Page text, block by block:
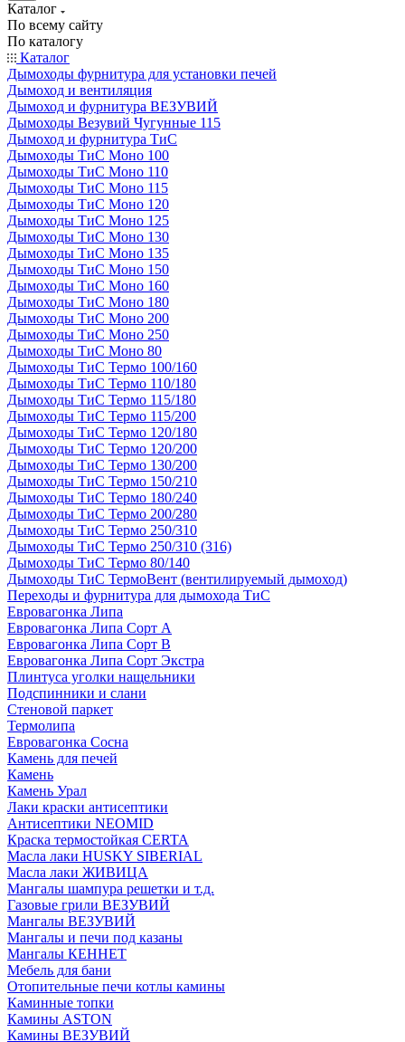
Каталог
По всему сайту
По каталогу
Каталог
Дымоходы фурнитура для установки печей
Дымоход и вентиляция
Дымоход и фурнитура ВЕЗУВИЙ
Дымоходы Везувий Чугунные 115
Дымоход и фурнитура ТиС
Дымоходы ТиС Моно 100
Дымоходы ТиС Моно 110
Дымоходы ТиС Моно 115
Дымоходы ТиС Моно 120
Дымоходы ТиС Моно 125
Дымоходы ТиС Моно 130
Дымоходы ТиС Моно 135
Дымоходы ТиС Моно 150
Дымоходы ТиС Моно 160
Дымоходы ТиС Моно 180
Дымоходы ТиС Моно 200
Дымоходы ТиС Моно 250
Дымоходы ТиС Моно 80
Дымоходы ТиС Термо 100/160
Дымоходы ТиС Термо 110/180
Дымоходы ТиС Термо 115/180
Дымоходы ТиС Термо 115/200
Дымоходы ТиС Термо 120/180
Дымоходы ТиС Термо 120/200
Дымоходы ТиС Термо 130/200
Дымоходы ТиС Термо 150/210
Дымоходы ТиС Термо 180/240
Дымоходы ТиС Термо 200/280
Дымоходы ТиС Термо 250/310
Дымоходы ТиС Термо 250/310 (316)
Дымоходы ТиС Термо 80/140
Дымоходы ТиС ТермоВент (вентилируемый дымоход)
Переходы и фурнитура для дымохода ТиС
Евровагонка Липа
Евровагонка Липа Сорт А
Евровагонка Липа Сорт В
Евровагонка Липа Сорт Экстра
Плинтуса уголки нащельники
Подспинники и слани
Стеновой паркет
Термолипа
Евровагонка Сосна
Камень для печей
Камень
Камень Урал
Лаки краски антисептики
Антисептики NEOMID
Краска термостойкая CERTA
Масла лаки HUSKY SIBERIAL
Масла лаки ЖИВИЦА
Мангалы шампура решетки и т.д.
Газовые грили ВЕЗУВИЙ
Мангалы ВЕЗУВИЙ
Мангалы и печи под казаны
Мангалы КЕННЕТ
Мебель для бани
Отопительные печи котлы камины
Каминные топки
Камины ASTON
Камины ВЕЗУВИЙ